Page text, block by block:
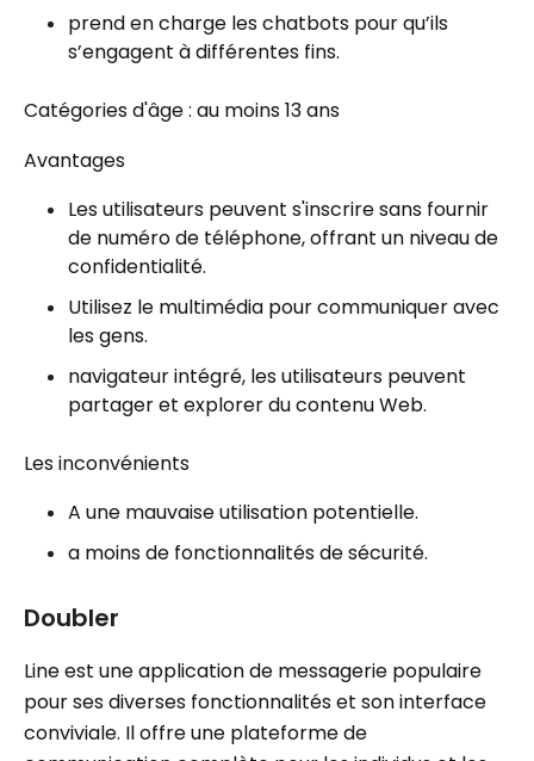
prend en charge les chatbots pour qu’ils
s’engagent à différentes fins.
Catégories d'âge : au moins 13 ans
Avantages
Les utilisateurs peuvent s'inscrire sans fournir
de numéro de téléphone, offrant un niveau de
confidentialité.
Utilisez le multimédia pour communiquer avec
les gens.
navigateur intégré, les utilisateurs peuvent
partager et explorer du contenu Web.
Les inconvénients
A une mauvaise utilisation potentielle.
a moins de fonctionnalités de sécurité.
Doubler
Line est une application de messagerie populaire
pour ses diverses fonctionnalités et son interface
conviviale. Il offre une plateforme de